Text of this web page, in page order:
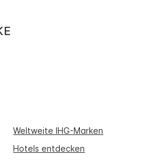
Weltweite IHG-Marken
Hotels entdecken